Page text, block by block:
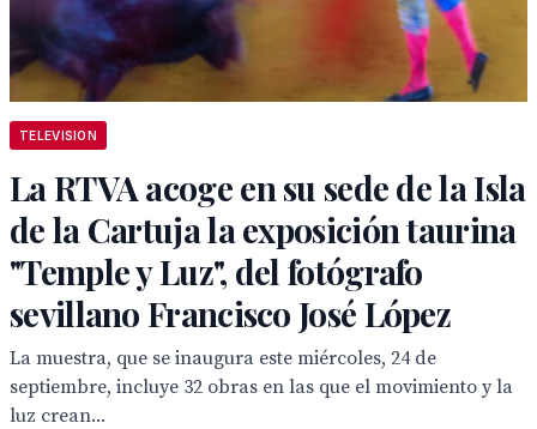
TELEVISION
La RTVA acoge en su sede de la Isla
de la Cartuja la exposición taurina
"Temple y Luz", del fotógrafo
sevillano Francisco José López
La muestra, que se inaugura este miércoles, 24 de
septiembre, incluye 32 obras en las que el movimiento y la
luz crean...